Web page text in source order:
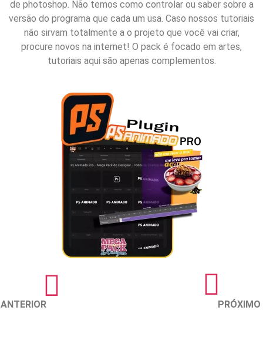
de photoshop. Não temos como controlar ou saber sobre a
versão do programa que cada um usa. Caso nossos tutoriais
não sirvam totalmente a o projeto que você vai criar,
procure novos na internet! O pack é focado em artes,
tutoriais aqui são apenas complementos.
ANTERIOR PRÓXIMO